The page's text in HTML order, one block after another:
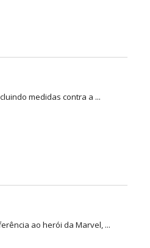
medidas contra a ...
ao herói da Marvel, ...